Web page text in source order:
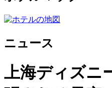
ニュース
上海ディズニ